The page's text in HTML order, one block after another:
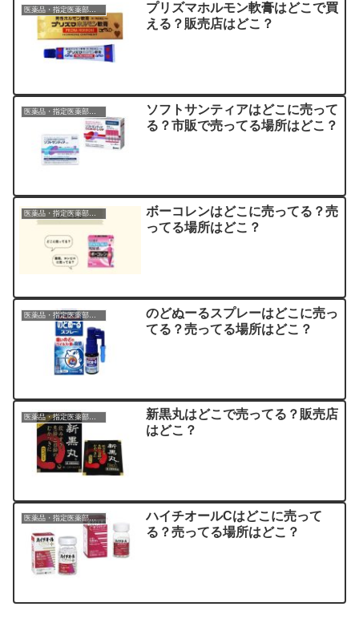
医薬品・指定医薬部外品
プリズマホルモン軟膏はどこで買
える？販売店はどこ？
ソフトサンティアはどこに売って
る？市販で売ってる場所はどこ？
ボーコレンはどこに売ってる？売
ってる場所はどこ？
のどぬーるスプレーはどこに売っ
てる？売ってる場所はどこ？
新黒丸はどこで売ってる？販売店
はどこ？
医薬品・指定医薬部外品
ハイチオールCはどこに売って
る？売ってる場所はどこ？